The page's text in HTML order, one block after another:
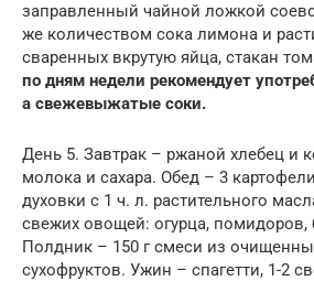
заправленный чайной ложкой
же количеством сока лимона и
сваренных вкрутую яйца, стакан
по дням недели рекомендует
а свежевыжатые соки.
День 5. Завтрак – ржаной хлебец и
молока и сахара. Обед – 3
духовки с 1 ч. л. растительного
свежих овощей: огурца, помидоров,
Полдник – 150 г смеси из
сухофруктов. Ужин – спагетти, 1-2